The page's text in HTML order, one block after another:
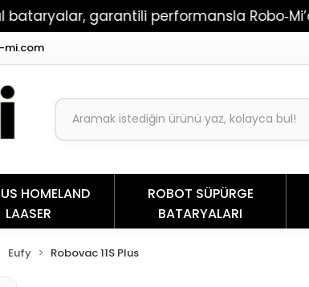
garantili performansla Robo‑Mi’de!
mi.com
HOMELAND
LAASER
ROBOT SÜPÜRGE
BATARYALARI
Eufy Robovac 11S Plus